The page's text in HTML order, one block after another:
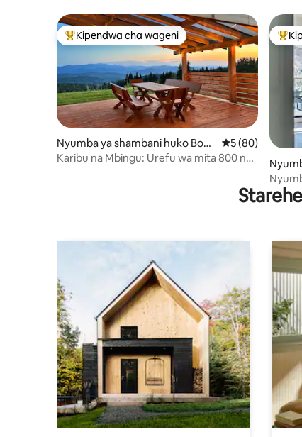
Kipendwa maarufu cha wageni
Kipendwa cha wageni
Nyumba ya shambani huko Bogd
anówka
Ukadiriaji wa
5 (80)
Karibu na Mbingu: Urefu wa mita 800 na